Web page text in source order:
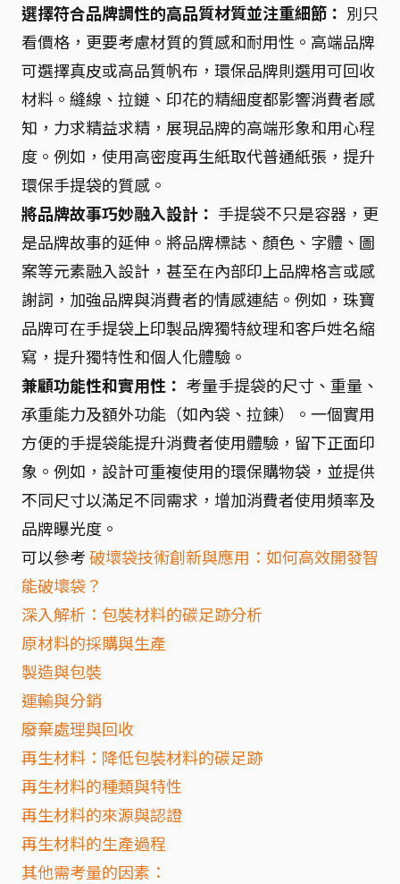
選擇符合品牌調性的高品質材質並注重細節： 別只
看價格，更要考慮材質的質感和耐用性。高端品牌
可選擇真皮或高品質帆布，環保品牌則選用可回收
材料。縫線、拉鏈、印花的精細度都影響消費者感
知，力求精益求精，展現品牌的高端形象和用心程
度。例如，使用高密度再生紙取代普通紙張，提升
環保手提袋的質感。
將品牌故事巧妙融入設計： 手提袋不只是容器，更
是品牌故事的延伸。將品牌標誌、顏色、字體、圖
案等元素融入設計，甚至在內部印上品牌格言或感
謝詞，加強品牌與消費者的情感連結。例如，珠寶
品牌可在手提袋上印製品牌獨特紋理和客戶姓名縮
寫，提升獨特性和個人化體驗。
兼顧功能性和實用性： 考量手提袋的尺寸、重量、
承重能力及額外功能（如內袋、拉鍊）。一個實用
方便的手提袋能提升消費者使用體驗，留下正面印
象。例如，設計可重複使用的環保購物袋，並提供
不同尺寸以滿足不同需求，增加消費者使用頻率及
品牌曝光度。
可以參考破壞袋技術創新與應用：如何高效開發智
能破壞袋？
深入解析：包裝材料的碳足跡分析
原材料的採購與生產
製造與包裝
運輸與分銷
廢棄處理與回收
再生材料：降低包裝材料的碳足跡
再生材料的種類與特性
再生材料的來源與認證
再生材料的生產過程
其他需考量的因素：